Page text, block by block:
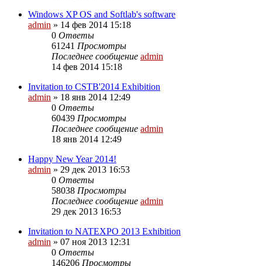
Windows XP OS and Softlab's software
admin » 14 фев 2014 15:18
0 Ответы
61241 Просмотры
Последнее сообщение admin
14 фев 2014 15:18
Invitation to CSTB'2014 Exhibition
admin » 18 янв 2014 12:49
0 Ответы
60439 Просмотры
Последнее сообщение admin
18 янв 2014 12:49
Happy New Year 2014!
admin » 29 дек 2013 16:53
0 Ответы
58038 Просмотры
Последнее сообщение admin
29 дек 2013 16:53
Invitation to NATEXPO 2013 Exhibition
admin » 07 ноя 2013 12:31
0 Ответы
146206 Просмотры